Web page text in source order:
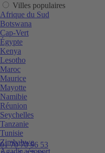
01 70 70 96 53
Villes populaires
Afrique du Sud
Botswana
Cap-Vert
Égypte
Kenya
Lesotho
Maroc
Maurice
Mayotte
Namibie
Réunion
Seychelles
Tanzanie
Tunisie
Zimbabwe
Agadir aéroport